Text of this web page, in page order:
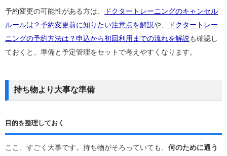
予約変更の可能性がある方は、
ドクタートレーニングのキャンセル
ルールは？予約変更前に知りたい注意点を解説や、
ドクタートレー
ニングの予約方法は？申込から初回利用までの流れを解説 も確認し
ておくと、準備と予定管理をセットで考えやすくなります。
持ち物より大事な準備
目的を整理しておく
ここ、すごく大事です。持ち物がそろっていても、 何のために通う